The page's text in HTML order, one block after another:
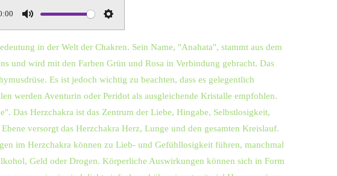
n
g
s
in der Welt der Chakren. Sein Name, "Anahata", stammt aus dem
und wird mit den Farben Grün und Rosa in Verbindung gebracht. Das
Es ist jedoch wichtig zu beachten, dass es gelegentlich
werden Aventurin oder Peridot als ausgleichende Kristalle empfohlen.
Das Herzchakra ist das Zentrum der Liebe, Hingabe, Selbstlosigkeit,
versorgt das Herzchakra Herz, Lunge und den gesamten Kreislauf.
im Herzchakra können zu Lieb- und Gefühllosigkeit führen, manchmal
Geld oder Drogen. Körperliche Auswirkungen können sich in Form